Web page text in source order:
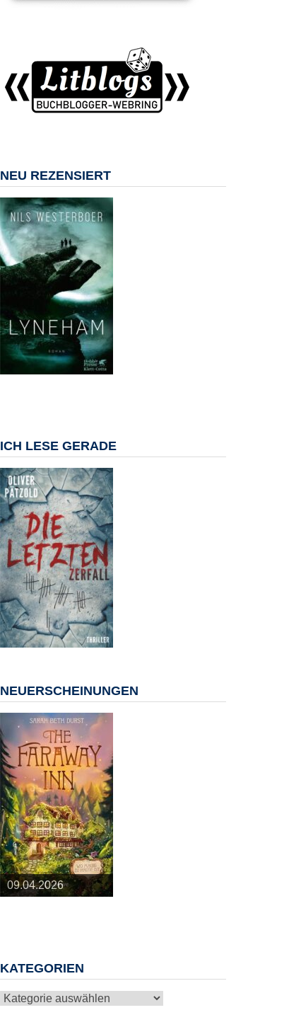
NEU REZENSIERT
ICH LESE GERADE
NEUERSCHEINUNGEN
25.03.2026
09.04.2026
20.05.2026
10.06.2026
13.08.2026
KATEGORIEN
Kategorien